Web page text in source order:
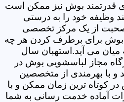
قدرتمند بوش نیز ممکن است
وظیفه خود را به درستی
صحبت از یک مرکز تخصصی
بوش برای برطرف کردن هر چه
میان می آید.استهبان سال
مجاز لباسشویی بوش در
و با بهرمندی از متخصصین
کوتاه ترین زمان ممکن و با
آماده خدمت رسانی به شما